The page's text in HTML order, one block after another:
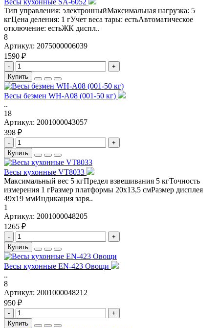
Весы кухонные SA-6052
Тип управления: электронныйМаксимальная нагрузка: 5
кгЦена деления: 1 гУчет веса тары: естьАвтоматическое
отключение: естьЖК диспл..
8
Артикул: 2075000006039
1590 ₽
-
+
Купить
Весы безмен WH-A08 (001-50 кг)
..
18
Артикул: 2001000043057
398 ₽
-
+
Купить
Весы кухонные VT8033
Максимальный вес 5 кгПредел взвешивания 5 кгТочность
измерения 1 гРазмер платформы 20x13,5 смРазмер дисплея
49x19 ммИндикация заря..
1
Артикул: 2001000048205
1265 ₽
-
+
Купить
Весы кухонные EN-423 Овощи
..
8
Артикул: 2001000048212
950 ₽
-
+
Купить